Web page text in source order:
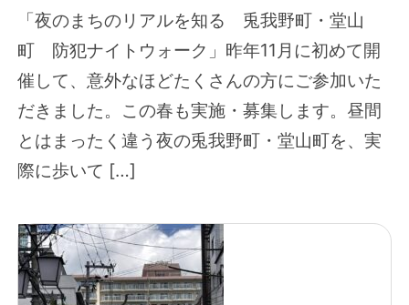
「夜のまちのリアルを知る 兎我野町・堂山
町 防犯ナイトウォーク」昨年11月に初めて開
催して、意外なほどたくさんの方にご参加いた
だきました。この春も実施・募集します。昼間
とはまったく違う夜の兎我野町・堂山町を、実
際に歩いて […]